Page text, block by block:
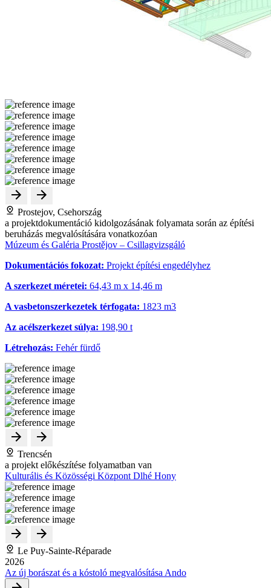
Prostejov, Csehország
a projektdokumentáció kidolgozásának folyamata során az építési
beruházás megvalósítására vonatkozóan
Múzeum és Galéria Prostějov – Csillagvizsgáló
Dokumentációs fokozat: Projekt építési engedélyhez
A szerkezet méretei: 64,43 m x 14,46 m
A vasbetonszerkezetek térfogata: 1823 m3
Az acélszerkezet súlya: 198,90 t
Létrehozás: Fehér fürdő
Trencsén
a projekt előkészítése folyamatban van
Kulturális és Közösségi Központ Dlhé Hony
Le Puy-Sainte-Réparade
2026
Az új borászat és a kóstoló megvalósítása Ando